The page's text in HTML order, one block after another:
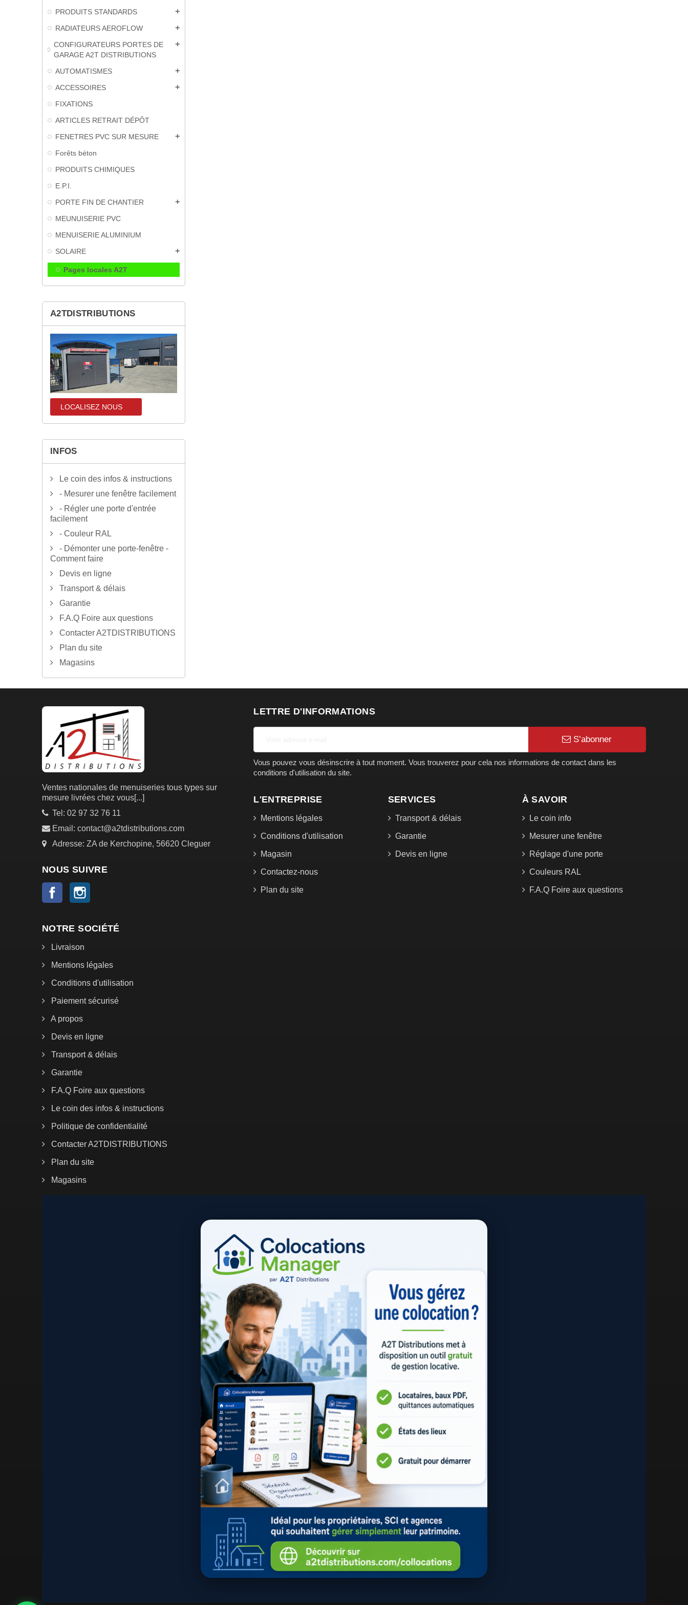
PRODUITS STANDARDS add
RADIATEURS AEROFLOW add
CONFIGURATEURS PORTES DE
GARAGE A2T DISTRIBUTIONS
add
AUTOMATISMES add
ACCESSOIRES add
FIXATIONS
ARTICLES RETRAIT DÉPÔT
FENETRES PVC SUR MESURE
add
Forêts béton
PRODUITS CHIMIQUES
E.P.I.
PORTE FIN DE CHANTIER
add
MEUNUISERIE PVC
MENUISERIE ALUMINIUM
SOLAIRE
add
Pages locales A2T
A2TDISTRIBUTIONS
LOCALISEZ NOUS
INFOS
Le coin des infos & instructions
- Mesurer une fenêtre facilement
- Régler une porte d'entrée
facilement
- Couleur RAL
- Démonter une porte-fenêtre -
Comment faire
Devis en ligne
Transport & délais
Garantie
F.A.Q Foire aux questions
Contacter A2TDISTRIBUTIONS
Plan du site
Magasins
Ventes nationales de menuiseries tous types sur
mesure livrées chez vous[...]
Tel: 02 97 32 76 11
Email: contact@a2tdistributions.com
Adresse: ZA de Kerchopine, 56620 Cleguer
NOUS SUIVRE
Facebook
LETTRE D'INFORMATIONS
S’abonner
Vous pouvez vous désinscrire à tout moment. Vous trouverez pour cela nos informations de contact dans les
conditions d'utilisation du site.
L'ENTREPRISE
Mentions légales
Conditions d'utilisation
Magasin
Contactez-nous
Plan du site
SERVICES
Transport & délais
Garantie
Devis en ligne
À SAVOIR
Le coin info
Mesurer une fenêtre
Réglage d'une porte
Couleurs RAL
F.A.Q Foire aux questions
NOTRE SOCIÉTÉ
Livraison
Mentions légales
Conditions d'utilisation
Paiement sécurisé
A propos
Devis en ligne
Transport & délais
Garantie
F.A.Q Foire aux questions
Le coin des infos & instructions
Politique de confidentialité
Contacter A2TDISTRIBUTIONS
Plan du site
Magasins